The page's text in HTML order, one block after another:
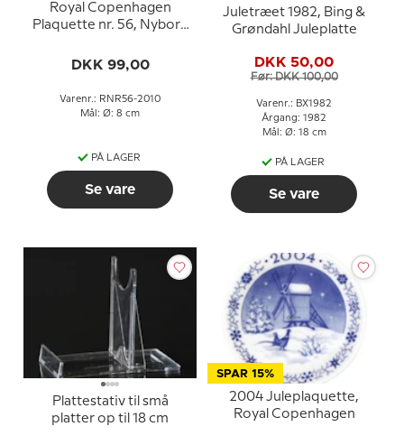
Royal Copenhagen
Plaquette nr. 56, Nyborg
DKK 99,00
Varenr.: RNR56-2010
Mål: Ø: 8 cm
PÅ LAGER
Se vare
Juletræet 1982, Bing &
Grøndahl Juleplatte
DKK 50,00
Før: DKK 100,00
Varenr.: BX1982
Årgang: 1982
Mål: Ø: 18 cm
PÅ LAGER
Se vare
Plattestativ til små
platter op til 18 cm
SPAR 15%
2004 Juleplaquette,
Royal Copenhagen